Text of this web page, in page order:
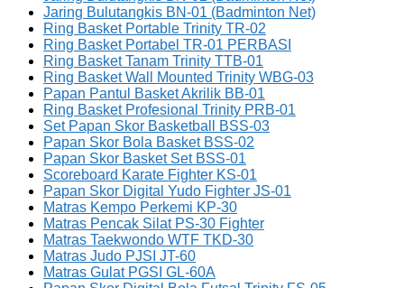
Jaring Bulutangkis BN-01 (Badminton Net)
Ring Basket Portable Trinity TR-02
Ring Basket Portabel TR-01 PERBASI
Ring Basket Tanam Trinity TTB-01
Ring Basket Wall Mounted Trinity WBG-03
Papan Pantul Basket Akrilik BB-01
Ring Basket Profesional Trinity PRB-01
Set Papan Skor Basketball BSS-03
Papan Skor Bola Basket BSS-02
Papan Skor Basket Set BSS-01
Scoreboard Karate Fighter KS-01
Papan Skor Digital Yudo Fighter JS-01
Matras Kempo Perkemi KP-30
Matras Pencak Silat PS-30 Fighter
Matras Taekwondo WTF TKD-30
Matras Judo PJSI JT-60
Matras Gulat PGSI GL-60A